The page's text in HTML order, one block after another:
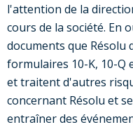
l'attention de la
cours de la société. En
documents que Résolu
formulaires 10-K, 10-Q
et traitent d'autres
concernant Résolu et
entraîner des